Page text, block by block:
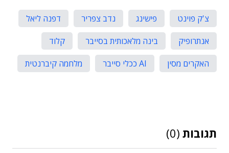
צ'ק פוינט פישינג נדב צפריר
דפנה ליאל
אנתרופיק
בינה מלאכותית בסייבר
קלוד
האקרים מסין
AI ככלי סייבר מלחמה קיברנטית
תגובות (0)